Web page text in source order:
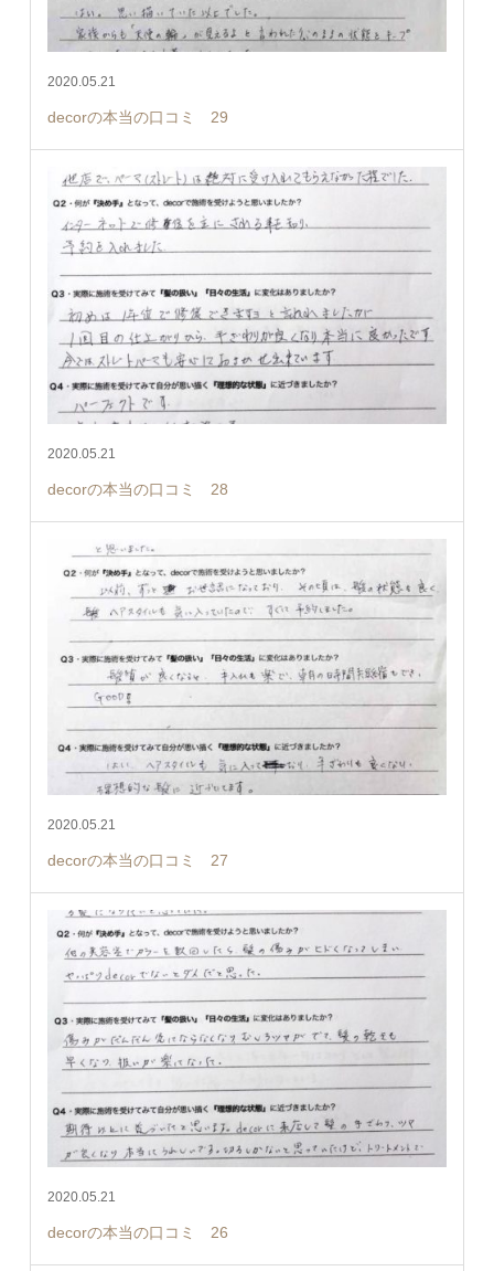
2020.05.21
decorの本当の口コミ 29
2020.05.21
decorの本当の口コミ 28
2020.05.21
decorの本当の口コミ 27
2020.05.21
decorの本当の口コミ 26